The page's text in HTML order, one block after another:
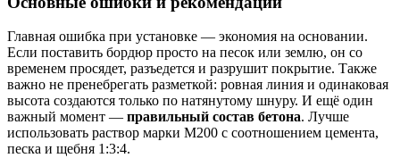
Главная ошибка при установке — экономия на основании.
Если поставить бордюр просто на песок или землю, он со
временем просядет, разъедется и разрушит покрытие. Также
важно не пренебрегать разметкой: ровная линия и одинаковая
высота создаются только по натянутому шнуру. И ещё один
важный момент — правильный состав бетона. Лучше
использовать раствор марки М200 с соотношением цемента,
песка и щебня 1:3:4.